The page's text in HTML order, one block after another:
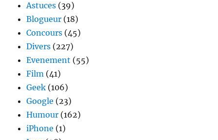
Astuces (39)
Blogueur (18)
Concours (45)
Divers (227)
Evenement (55)
Film (41)
Geek (106)
Google (23)
Humour (162)
iPhone (1)